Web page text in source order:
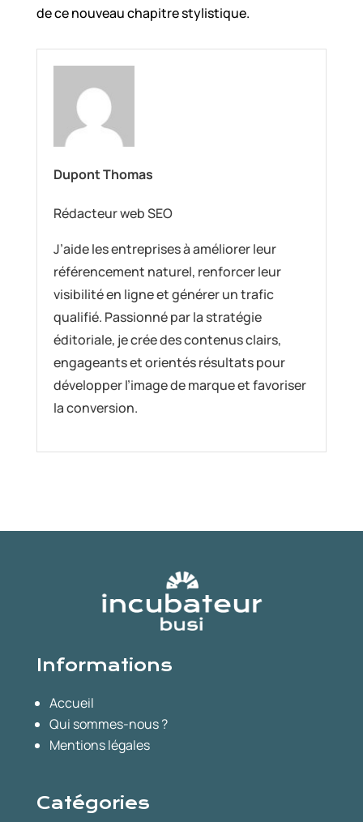
de ce nouveau chapitre stylistique.
Dupont Thomas
Rédacteur web SEO
J’aide les entreprises à améliorer leur
référencement naturel, renforcer leur
visibilité en ligne et générer un trafic
qualifié. Passionné par la stratégie
éditoriale, je crée des contenus clairs,
engageants et orientés résultats pour
développer l’image de marque et favoriser
la conversion.
Informations
Accueil
Qui sommes-nous ?
Mentions légales
Catégories